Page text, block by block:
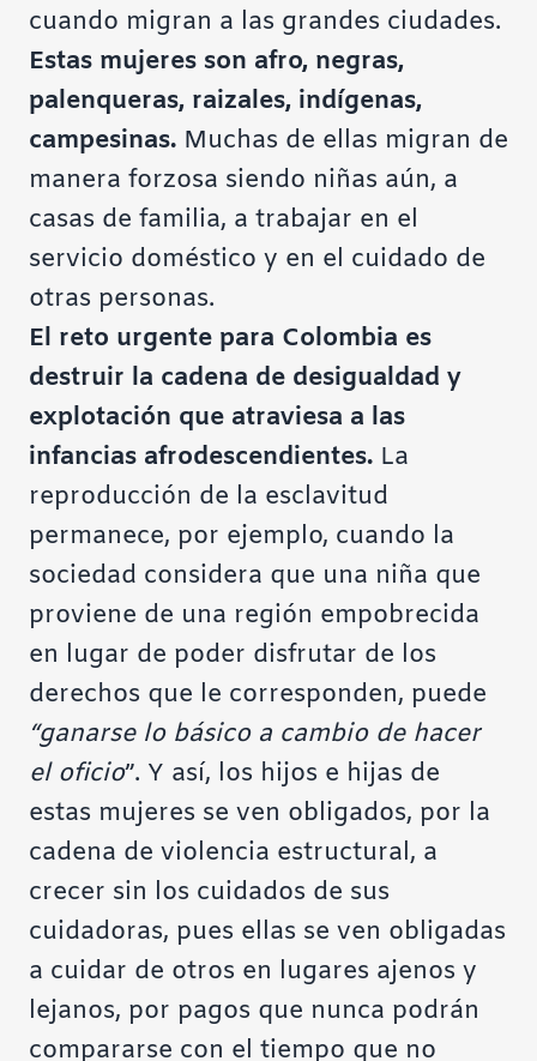
cuando migran a las grandes ciudades.
Estas mujeres son afro, negras,
palenqueras, raizales, indígenas,
campesinas. Muchas de ellas migran de
manera forzosa siendo niñas aún, a
casas de familia, a trabajar en el
servicio doméstico y en el cuidado de
otras personas.
El reto urgente para Colombia es
destruir la cadena de desigualdad y
explotación que atraviesa a las
infancias afrodescendientes. La
reproducción de la esclavitud
permanece, por ejemplo, cuando la
sociedad considera que una niña que
proviene de una región empobrecida
en lugar de poder disfrutar de los
derechos que le corresponden, puede
“ganarse lo básico a cambio de hacer
el oficio”. Y así, los hijos e hijas de
estas mujeres se ven obligados, por la
cadena de violencia estructural, a
crecer sin los cuidados de sus
cuidadoras, pues ellas se ven obligadas
a cuidar de otros en lugares ajenos y
lejanos, por pagos que nunca podrán
compararse con el tiempo que no